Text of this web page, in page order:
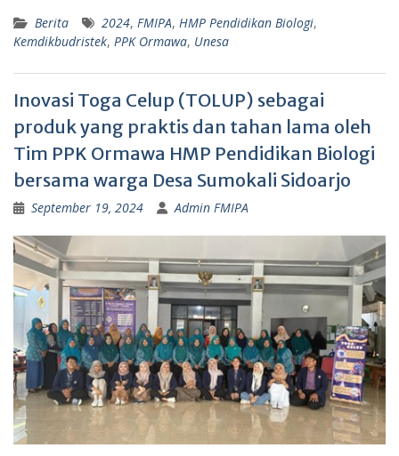
Berita 2024, FMIPA, HMP Pendidikan Biologi,
Kemdikbudristek, PPK Ormawa, Unesa
Inovasi Toga Celup (TOLUP) sebagai
produk yang praktis dan tahan lama oleh
Tim PPK Ormawa HMP Pendidikan Biologi
bersama warga Desa Sumokali Sidoarjo
September 19, 2024 Admin FMIPA